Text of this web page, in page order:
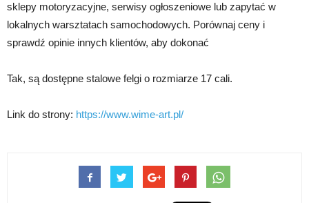
sklepy motoryzacyjne, serwisy ogłoszeniowe lub zapytać w
lokalnych warsztatach samochodowych. Porównaj ceny i
sprawdź opinie innych klientów, aby dokonać
Tak, są dostępne stalowe felgi o rozmiarze 17 cali.
Link do strony: https://www.wime-art.pl/